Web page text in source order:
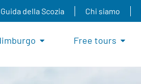
Guida della Scozia Chi siamo
Free tours